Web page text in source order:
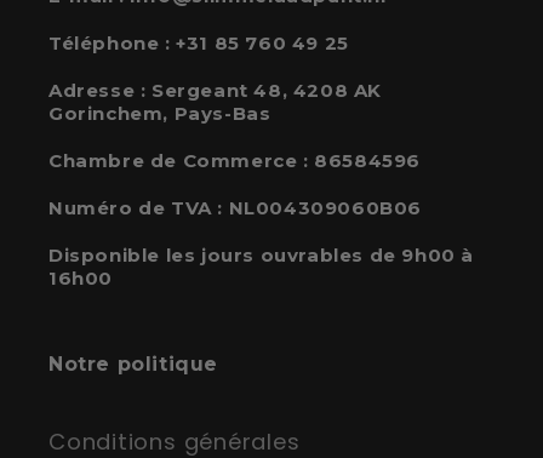
Téléphone : +31 85 760 49 25
Adresse : Sergeant 48, 4208 AK
Gorinchem, Pays-Bas
Chambre de Commerce : 86584596
Numéro de TVA : NL004309060B06
Disponible les jours ouvrables de 9h00 à
16h00
Notre politique
Conditions générales